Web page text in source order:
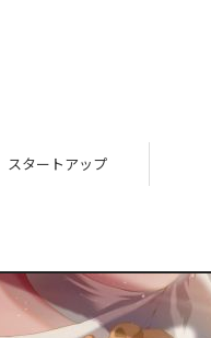
スタートアップ